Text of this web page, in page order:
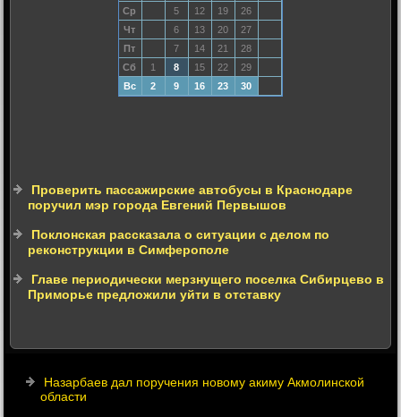
Ср
5 12 19
26
Чт
6 13 20
27
Пт
7 14 21
28
Сб
1 8 15 22
29
Вс
2 9 16 23 30
Проверить пассажирские автобусы в Краснодаре
поручил мэр города Евгений Первышов
Поклонская рассказала о ситуации с делом по
реконструкции в Симферополе
Главе периодически мерзнущего поселка Сибирцево в
Приморье предложили уйти в отставку
Назарбаев дал поручения новому акиму Акмолинской
области